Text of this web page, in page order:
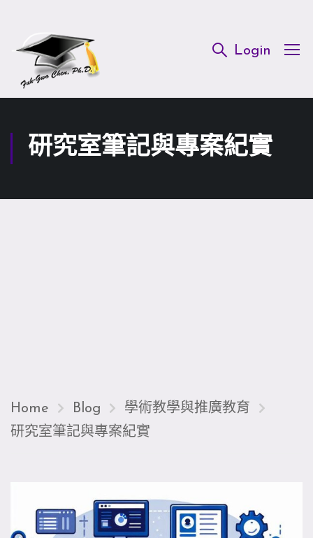
Login
研究室筆記與專案紀實
Home Blog
學術教學與推廣教育
研究室筆記與專案紀實